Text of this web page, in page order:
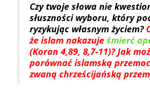
Czy twoje słowa nie
słuszności wyboru, który
ryzykując własnym życiem?
że islam nakazuje śmierć
(Koran 4,89, 8,7-11)? Jak
porównać islamską
zwaną chrześcijańską